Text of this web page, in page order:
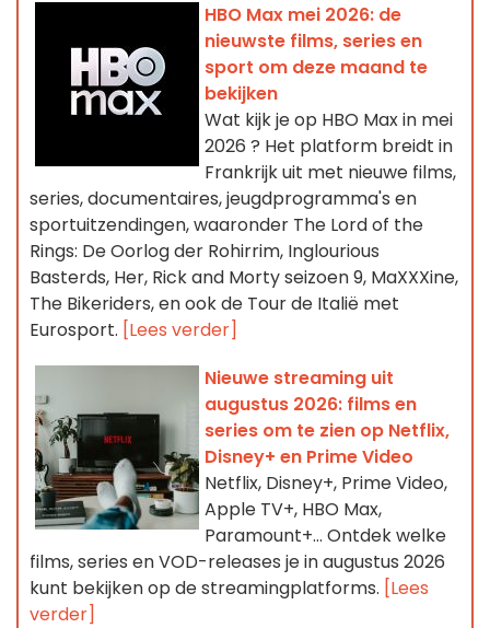
HBO Max mei 2026: de
nieuwste films, series en
sport om deze maand te
bekijken
Wat kijk je op HBO Max in mei
2026 ? Het platform breidt in
Frankrijk uit met nieuwe films,
series, documentaires, jeugdprogramma's en
sportuitzendingen, waaronder The Lord of the
Rings: De Oorlog der Rohirrim, Inglourious
Basterds, Her, Rick and Morty seizoen 9, MaXXXine,
The Bikeriders, en ook de Tour de Italië met
Eurosport. [Lees verder]
Nieuwe streaming uit
augustus 2026: films en
series om te zien op Netflix,
Disney+ en Prime Video
Netflix, Disney+, Prime Video,
Apple TV+, HBO Max,
Paramount+… Ontdek welke
films, series en VOD-releases je in augustus 2026
kunt bekijken op de streamingplatforms. [Lees
verder]